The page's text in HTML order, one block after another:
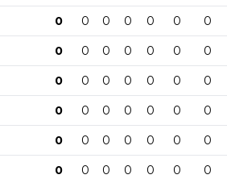
0 0 0 0 0 0 0
0 0 0 0 0 0 0
0 0 0 0 0 0 0
0 0 0 0 0 0 0
0 0 0 0 0 0 0
0 0 0 0 0 0 0